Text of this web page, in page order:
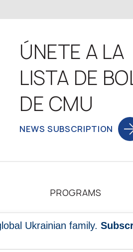
ÚNETE A LA
LISTA DE
DE CMU
NEWS SUBSCRIPTION
PROGRAMS
DESCENDANTS
Ukrainian family.